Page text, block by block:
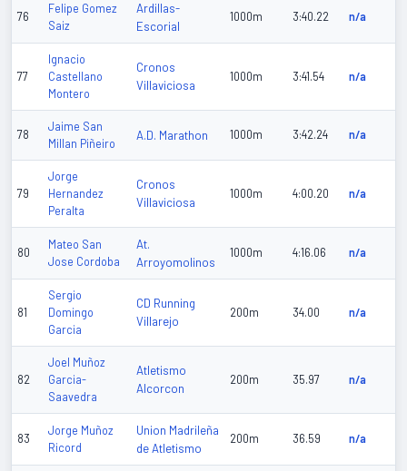
76
Felipe Gomez
Saiz
Ardillas-
Escorial
1000m 3:40.22 n/a
77
Ignacio
Castellano
Montero
Cronos
Villaviciosa
1000m 3:41.54 n/a
78
Jaime San
Millan Piñeiro
A.D. Marathon 1000m 3:42.24 n/a
79
Jorge
Hernandez
Peralta
Cronos
Villaviciosa
1000m 4:00.20 n/a
80
Mateo San
Jose Cordoba
At.
Arroyomolinos
1000m 4:16.06 n/a
81
Sergio
Domingo
Garcia
CD Running
Villarejo
200m 34.00 n/a
82
Joel Muñoz
Garcia-
Saavedra
Atletismo
Alcorcon
200m 35.97 n/a
83
Jorge Muñoz
Ricord
Union Madrileña
de Atletismo
200m 36.59 n/a